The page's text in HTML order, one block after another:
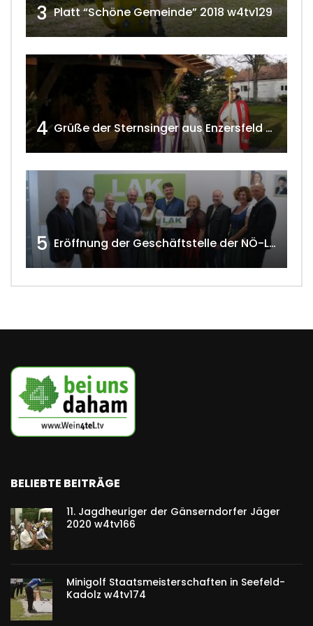
3 Platt “Schöne Gemeinde” 2018 w4tv129
4 Grüße der Sternsinger aus Enzersfeld – Klein-Engersdorf 2021 w4tv169
5 Eröffnung der Geschäftstelle der NÖ-Landarbeiterkammer in Mistelbach w4tv174
BELIEBTE BEITRÄGE
11. Jagdheuriger der Gänserndorfer Jäger
2020 w4tv166
Minigolf Staatsmeisterschaften in Seefeld-
Kadolz w4tv174